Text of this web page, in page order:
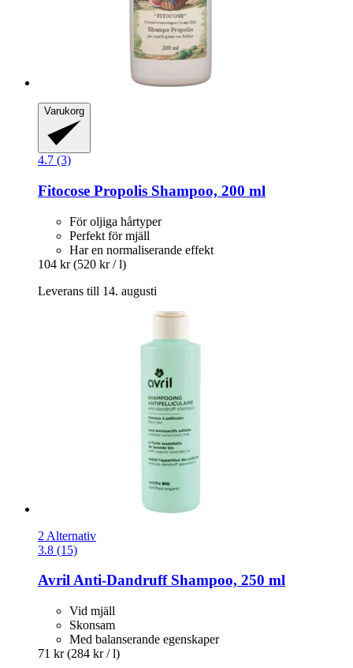
Varukorg
4.7 (3)
Fitocose Propolis Shampoo, 200 ml
För oljiga hårtyper
Perfekt för mjäll
Har en normaliserande effekt
104 kr (520 kr / l)
Leverans till 14. augusti
2 Alternativ
3.8 (15)
AvrilAnti-​Dandruff Shampoo, 250 ml
Vid mjäll
Skonsam
Med balanserande egenskaper
71 kr (284 kr / l)